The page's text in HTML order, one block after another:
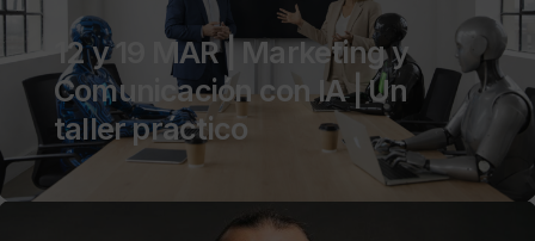
12 y 19 MAR | Marketing y
Comunicación con IA | Un
taller práctico